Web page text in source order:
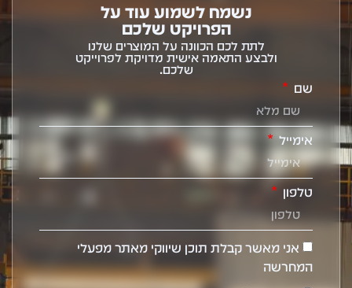
נשמח לשמוע עוד על
הפרויקט שלכם
לתת לכם הכוונה על המוצרים שלנו
ולבצע התאמה אישית מדויקת לפרוייקט
שלכם.
שם
אימייל
טלפון
אני מאשר קבלת תוכן שיווקי מאתר מפעלי
המחרשה